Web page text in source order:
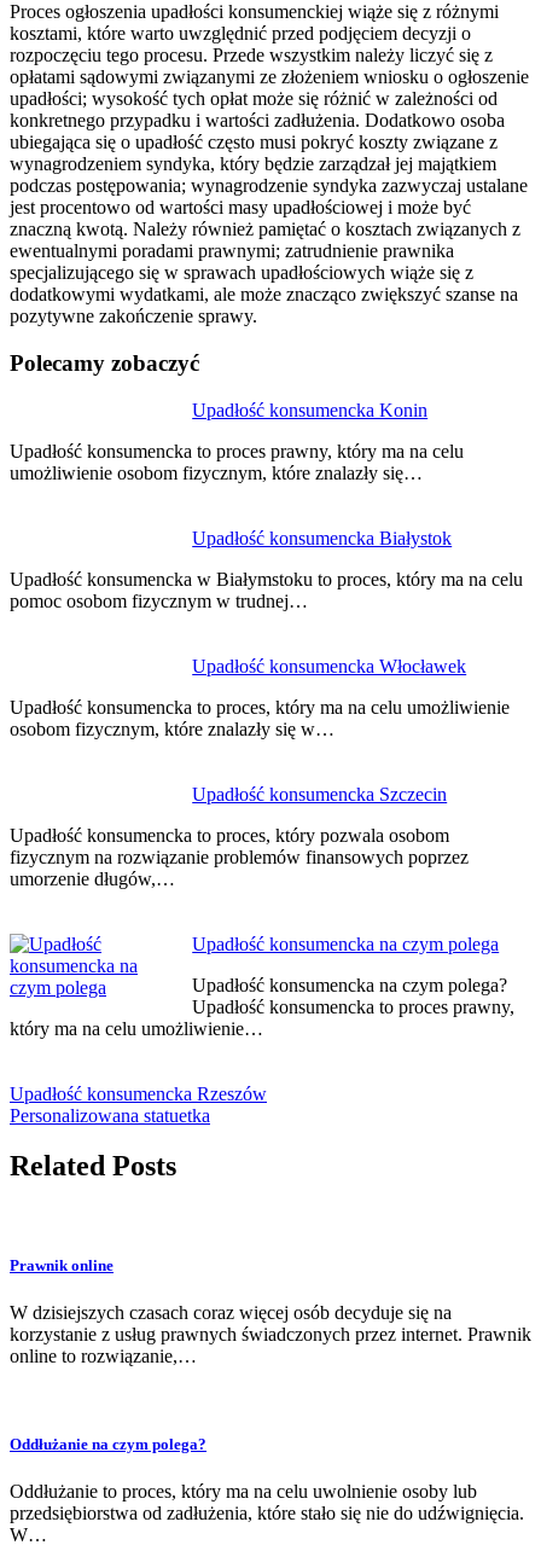
Proces ogłoszenia upadłości konsumenckiej wiąże się z różnymi
kosztami, które warto uwzględnić przed podjęciem decyzji o
rozpoczęciu tego procesu. Przede wszystkim należy liczyć się z
opłatami sądowymi związanymi ze złożeniem wniosku o ogłoszenie
upadłości; wysokość tych opłat może się różnić w zależności od
konkretnego przypadku i wartości zadłużenia. Dodatkowo osoba
ubiegająca się o upadłość często musi pokryć koszty związane z
wynagrodzeniem syndyka, który będzie zarządzał jej majątkiem
podczas postępowania; wynagrodzenie syndyka zazwyczaj ustalane
jest procentowo od wartości masy upadłościowej i może być
znaczną kwotą. Należy również pamiętać o kosztach związanych z
ewentualnymi poradami prawnymi; zatrudnienie prawnika
specjalizującego się w sprawach upadłościowych wiąże się z
dodatkowymi wydatkami, ale może znacząco zwiększyć szanse na
pozytywne zakończenie sprawy.
Polecamy zobaczyć
Upadłość konsumencka Konin
Upadłość konsumencka to proces prawny, który ma na celu
umożliwienie osobom fizycznym, które znalazły się…
Upadłość konsumencka Białystok
Upadłość konsumencka w Białymstoku to proces, który ma na celu
pomoc osobom fizycznym w trudnej…
Upadłość konsumencka Włocławek
Upadłość konsumencka to proces, który ma na celu umożliwienie
osobom fizycznym, które znalazły się w…
Upadłość konsumencka Szczecin
Upadłość konsumencka to proces, który pozwala osobom
fizycznym na rozwiązanie problemów finansowych poprzez
umorzenie długów,…
Upadłość konsumencka na czym polega
Upadłość konsumencka na czym polega?
Upadłość konsumencka to proces prawny,
który ma na celu umożliwienie…
wpisu
Upadłość konsumencka Rzeszów
Personalizowana statuetka
Related Posts
Prawnik online
W dzisiejszych czasach coraz więcej osób decyduje się na
korzystanie z usług prawnych świadczonych przez internet. Prawnik
online to rozwiązanie,…
Oddłużanie na czym polega?
Oddłużanie to proces, który ma na celu uwolnienie osoby lub
przedsiębiorstwa od zadłużenia, które stało się nie do udźwignięcia.
W…